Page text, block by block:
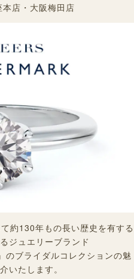
店・大阪梅田店
約130年もの長い歴史を有する
ジュエリーブランド
のブライダルコレクションの魅
いたします。